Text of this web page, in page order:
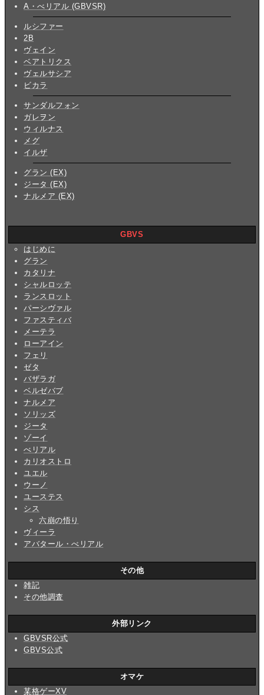
A・べリアル (GBVSR)
ルシファー
2B
ヴェイン
ベアトリクス
ヴェルサシア
ビカラ
サンダルフォン
ガレヲン
ウィルナス
メグ
イルザ
グラン (EX)
ジータ (EX)
ナルメア (EX)
GBVS
はじめに
グラン
カタリナ
シャルロッテ
ランスロット
パーシヴァル
ファスティバ
メーテラ
ローアイン
フェリ
ゼタ
バザラガ
ベルゼバブ
ナルメア
ソリッズ
ジータ
ゾーイ
べリアル
カリオストロ
ユエル
ウーノ
ユーステス
シス
六崩の悟り
ヴィーラ
アバタール・べリアル
その他
雑記
その他調査
外部リンク
GBVSR公式
GBVS公式
オマケ
某格ゲーXV